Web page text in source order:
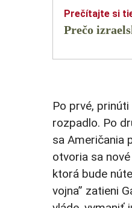
Prečo
Po prvé,
rozpadlo. Po
sa Američania
otvoria sa
ktorá bude
vojna” zatieni